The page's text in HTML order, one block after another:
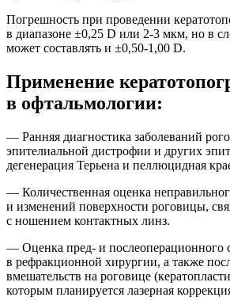
Погрешность при проведении
в диапазоне ±0,25 D или 2-3 мкм, но в
может составлять и ±0,50-1,00 D.
Применение
в офтальмологии:
— Ранняя диагностика заболеваний
эпителиальной дистрофии и других
дегенерация Терьена и пеллюцидная
— Количественная оценка
и изменений поверхности роговицы,
с ношением контактных линз.
— Оценка пред- и послеоперационного
в рефракционной хирургии, а также
вмешательств на роговице
которым планируется лазерная